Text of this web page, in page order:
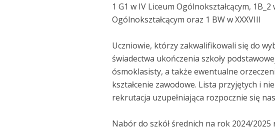
1 G1 w IV Liceum Ogólnokształcącym,
Ogólnokształcącym oraz 1 BW w XXXVIII
Uczniowie, którzy zakwalifikowali się do
świadectwa ukończenia szkoły
ósmoklasisty, a także ewentualne
kształcenie zawodowe. Lista przyjętych i
rekrutacja uzupełniająca rozpocznie się
Nabór do szkół średnich na rok 2024/